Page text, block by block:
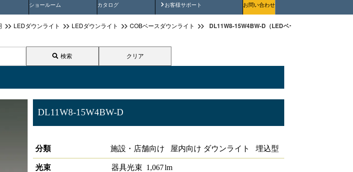
ショールーム カタログ お客様サポート
安全にご使用いただくためにお問い合わせ
LEDダウンライト LEDダウンライト COBベースダウンライト DL11W8-15W4BW-D（LEDベースダウンライトφ150
検索 クリア
DL11W8-15W4BW-D
分類
施設・店舗向け 屋内向け ダウンライト 埋込型
光束 器具光束 1,067lm